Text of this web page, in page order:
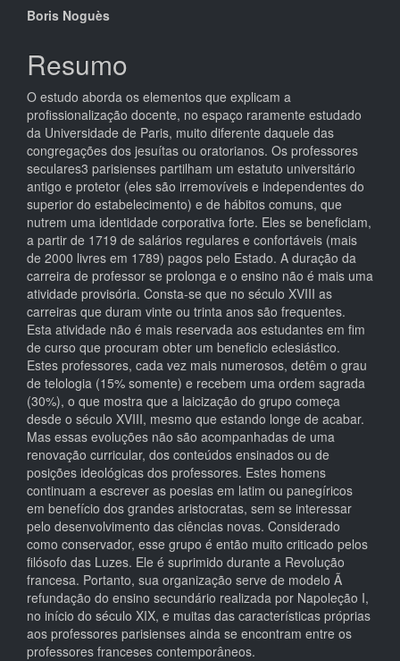
Conteúdo
do
artigo
principal
Boris Noguès
Resumo
O estudo aborda os elementos que explicam a
profissionalização docente, no espaço raramente estudado
da Universidade de Paris, muito diferente daquele das
congregações dos jesuítas ou oratorianos. Os professores
seculares3 parisienses partilham um estatuto universitário
antigo e protetor (eles são irremovíveis e independentes do
superior do estabelecimento) e de hábitos comuns, que
nutrem uma identidade corporativa forte. Eles se beneficiam,
a partir de 1719 de salários regulares e confortáveis (mais
de 2000 livres em 1789) pagos pelo Estado. A duração da
carreira de professor se prolonga e o ensino não é mais uma
atividade provisória. Consta-se que no século XVIII as
carreiras que duram vinte ou trinta anos são frequentes.
Esta atividade não é mais reservada aos estudantes em fim
de curso que procuram obter um beneficio eclesiástico.
Estes professores, cada vez mais numerosos, detêm o grau
de telologia (15% somente) e recebem uma ordem sagrada
(30%), o que mostra que a laicização do grupo começa
desde o século XVIII, mesmo que estando longe de acabar.
Mas essas evoluções não são acompanhadas de uma
renovação curricular, dos conteúdos ensinados ou de
posições ideológicas dos professores. Estes homens
continuam a escrever as poesias em latim ou panegíricos
em benefício dos grandes aristocratas, sem se interessar
pelo desenvolvimento das ciências novas. Considerado
como conservador, esse grupo é então muito criticado pelos
filósofo das Luzes. Ele é suprimido durante a Revolução
francesa. Portanto, sua organização serve de modelo Ã
refundação do ensino secundário realizada por Napoleção I,
no início do século XIX, e muitas das características próprias
aos professores parisienses ainda se encontram entre os
professores franceses contemporâneos.